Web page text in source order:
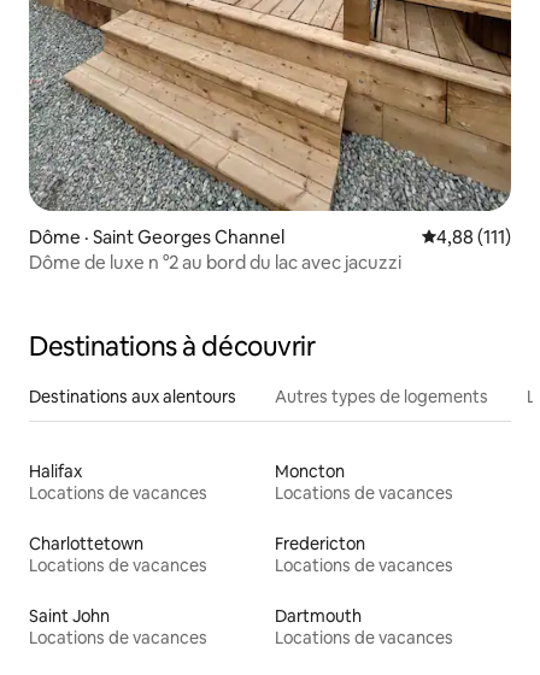
Dôme · Saint Georges Channel Note
4,88 (111)
Dôme de luxe n °2 au bord du lac avec jacuzzi
Destinations à découvrir
Destinations aux alentours Autres types de logements
Halifax
Locations de vacances
Moncton
Locations de vacances
Charlottetown
Locations de vacances
Fredericton
Locations de vacances
Saint John
Locations de vacances
Dartmouth
Locations de vacances